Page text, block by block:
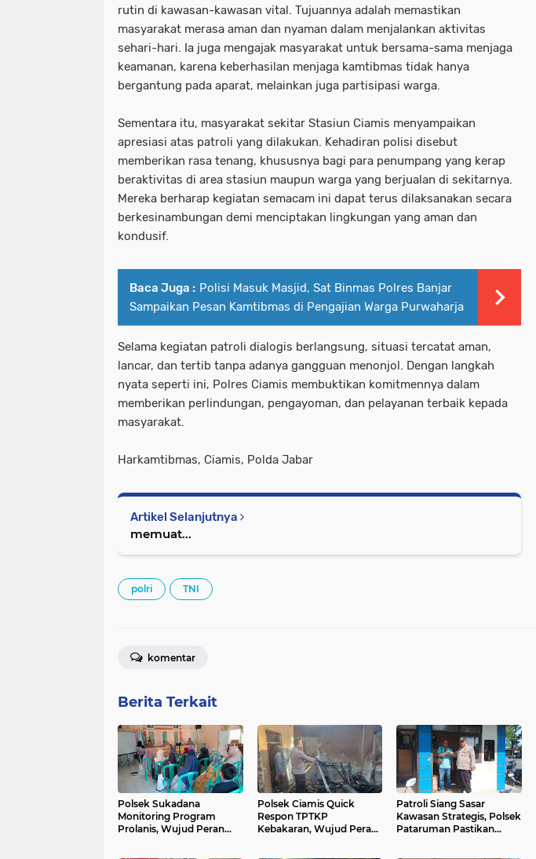
rutin di kawasan-kawasan vital. Tujuannya adalah memastikan
masyarakat merasa aman dan nyaman dalam menjalankan aktivitas
sehari-hari. Ia juga mengajak masyarakat untuk bersama-sama menjaga
keamanan, karena keberhasilan menjaga kamtibmas tidak hanya
bergantung pada aparat, melainkan juga partisipasi warga.
Sementara itu, masyarakat sekitar Stasiun Ciamis menyampaikan
apresiasi atas patroli yang dilakukan. Kehadiran polisi disebut
memberikan rasa tenang, khususnya bagi para penumpang yang kerap
beraktivitas di area stasiun maupun warga yang berjualan di sekitarnya.
Mereka berharap kegiatan semacam ini dapat terus dilaksanakan secara
berkesinambungan demi menciptakan lingkungan yang aman dan
kondusif.
Baca Juga : Polisi Masuk Masjid, Sat Binmas Polres Banjar
Sampaikan Pesan Kamtibmas di Pengajian Warga Purwaharja
Selama kegiatan patroli dialogis berlangsung, situasi tercatat aman,
lancar, dan tertib tanpa adanya gangguan menonjol. Dengan langkah
nyata seperti ini, Polres Ciamis membuktikan komitmennya dalam
memberikan perlindungan, pengayoman, dan pelayanan terbaik kepada
masyarakat.
Harkamtibmas, Ciamis, Polda Jabar
Artikel Selanjutnya
memuat...
polri TNI
komentar
Berita Terkait
Polsek Sukadana
Monitoring Program
Prolanis, Wujud Peran
Polsek Ciamis Quick
Respon TPTKP
Kebakaran, Wujud Peran
Patroli Siang Sasar
Kawasan Strategis, Polsek
Pataruman Pastikan